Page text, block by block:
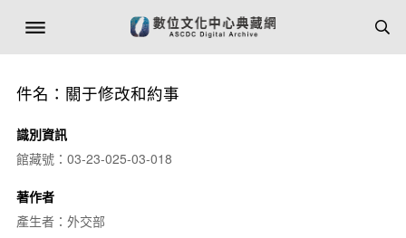
件名：關于修改和約事
識別資訊
館藏號：03-23-025-03-018
著作者
產生者：外交部